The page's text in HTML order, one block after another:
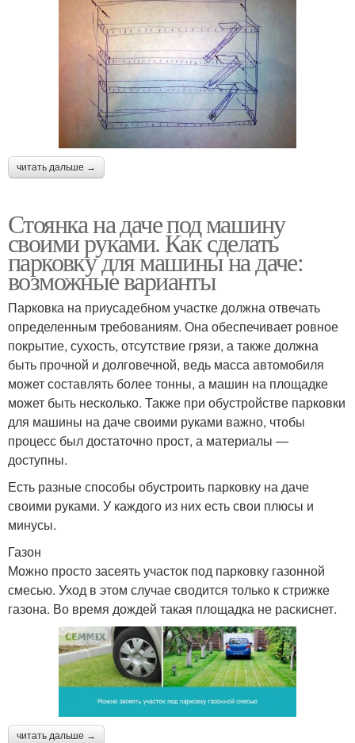
читать дальше →
Стоянка на даче под машину
своими руками. Как сделать
парковку для машины на даче:
возможные варианты
Парковка на приусадебном участке должна отвечать
определенным требованиям. Она обеспечивает ровное
покрытие, сухость, отсутствие грязи, а также должна
быть прочной и долговечной, ведь масса автомобиля
может составлять более тонны, а машин на площадке
может быть несколько. Также при обустройстве парковки
для машины на даче своими руками важно, чтобы
процесс был достаточно прост, а материалы —
доступны.
Есть разные способы обустроить парковку на даче
своими руками. У каждого из них есть свои плюсы и
минусы.
Газон
Можно просто засеять участок под парковку газонной
смесью. Уход в этом случае сводится только к стрижке
газона. Во время дождей такая площадка не раскиснет.
читать дальше →